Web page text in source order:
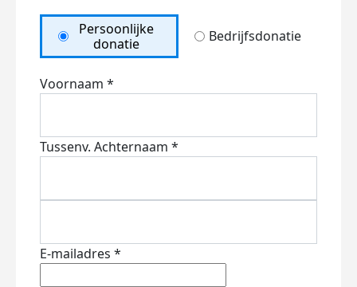
Persoonlijke
donatie
Bedrijfsdonatie
Voornaam *
Tussenv. Achternaam *
E-mailadres *